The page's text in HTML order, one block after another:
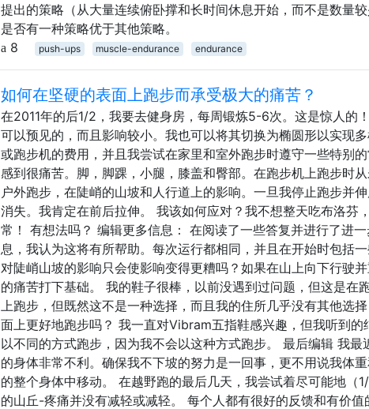
提出的策略（从大量连续俯卧撑和长时间休息开始，而不是数量
是否有一种策略优于其他策略。
8
push-ups muscle-endurance endurance
如何在坚硬的表面上跑步而承受极大的痛苦？
在2011年的后1/2，我要去健身房，每周锻炼5-6次。这是惊人的
可以预见的，而且影响较小。我也可以将其切换为椭圆形以实现
或跑步机的费用，并且我尝试在家里和室外跑步时遵守一些特别
感到很痛苦。脚，脚踝，小腿，膝盖和臀部。在跑步机上跑步时
户外跑步，在陡峭的山坡和人行道上的影响。一旦我停止跑步并
消失。我肯定在前后拉伸。 我该如何应对？我不想整天吃布洛芬
常！ 有想法吗？ 编辑更多信息： 在阅读了一些答复并进行了进
息，我认为这将有所帮助。每次运行都相同，并且在开始时包括
对陡峭山坡的影响只会使影响变得更糟吗？如果在山上向下行驶
的痛苦打下基础。 我的鞋子很棒，以前没遇到过问题，但这是在
上跑步，但既然这不是一种选择，而且我的住所几乎没有其他选
面上更好地跑步吗？ 我一直对Vibram五指鞋感兴趣，但我听到
以不同的方式跑步，因为我不会以这种方式跑步。 最后编辑 我
的身体非常不利。确保我不下坡的努力是一回事，更不用说我体
的整个身体中移动。 在越野跑的最后几天，我尝试着尽可能地（
的山丘-疼痛并没有减轻或减轻。 每个人都有很好的反馈和有价